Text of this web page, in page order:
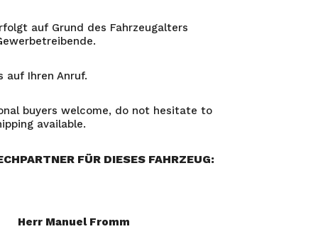
auf Grund des Fahrzeugalters
auf Ihren Anruf.
buyers welcome, do not hesitate to
available.
FÜR DIESES FAHRZEUG:
Herr Manuel Fromm